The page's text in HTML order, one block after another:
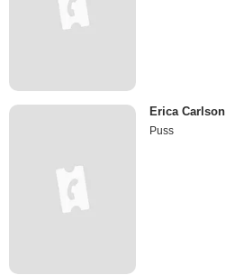
Erica Carlson
Puss